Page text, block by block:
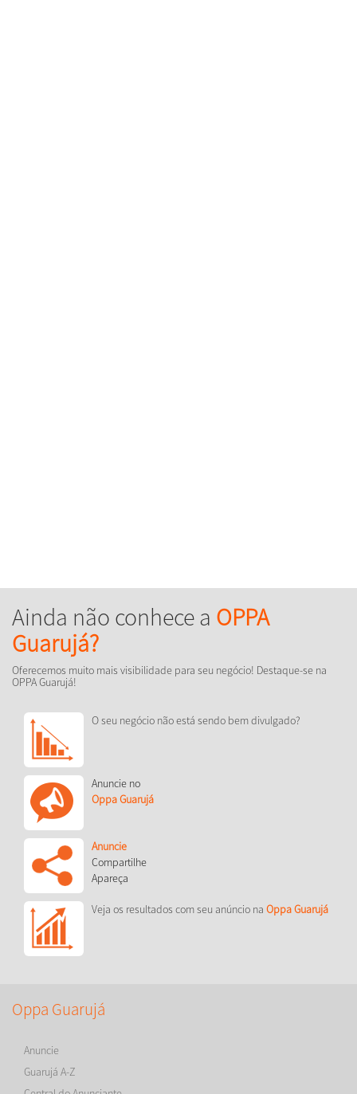
Ainda não conhece a OPPA
Guarujá?
Oferecemos muito mais visibilidade para seu negócio! Destaque-se na
OPPA Guarujá!
O seu negócio não está sendo bem divulgado?
Anuncie no
Oppa Guarujá
Anuncie
Compartilhe
Apareça
Veja os resultados com seu anúncio na Oppa Guarujá
Oppa Guarujá
Anuncie
Guarujá A-Z